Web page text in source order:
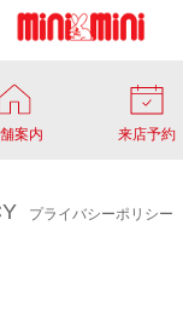
案内 来店予約
プライバシーポリシー